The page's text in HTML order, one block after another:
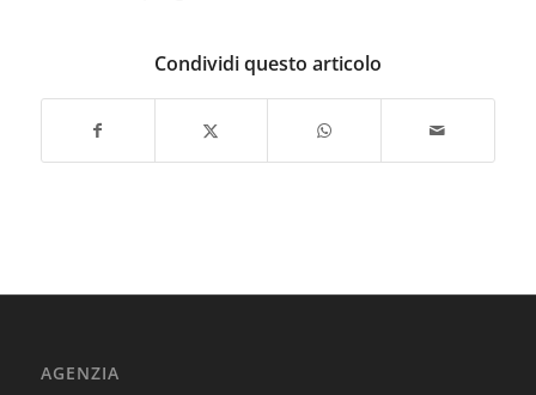
Condividi questo articolo
AGENZIA